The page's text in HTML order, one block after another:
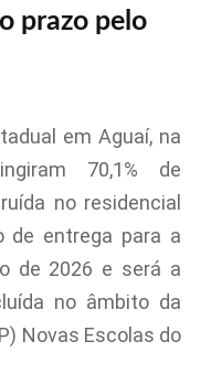
prazo pelo
em Aguaí, na
70,1% de
no residencial
de entrega para a
de 2026 e será a
no âmbito da
Novas Escolas do